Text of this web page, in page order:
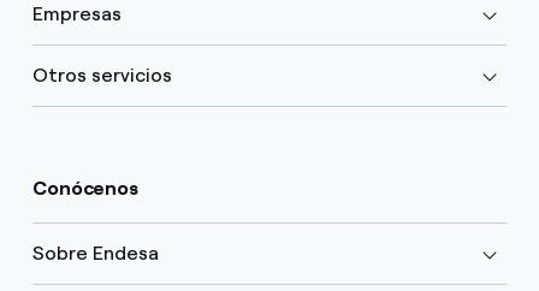
Empresas
Otros servicios
Conócenos
Sobre Endesa